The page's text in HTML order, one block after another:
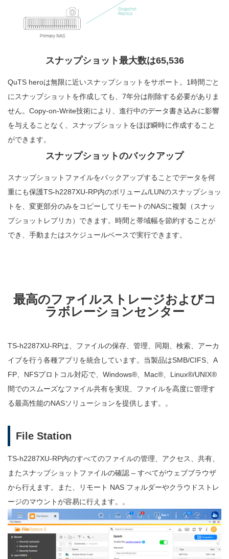
スナップショット最大数は65,536
QuTS heroは無限に近いスナップショットをサポート。1時間ごと
にスナップショットを作成しても、7年分は削除する必要がありま
せん。Copy-on-Write技術により、進行中のデータ書き込みに影響
を与えることなく、スナップショットをほぼ瞬時に作成すること
ができます。
スナップショットのバックアップ
スナップショットファイルをバックアップすることでデータを何
重にも保護TS-h2287XU-RP内のボリューム/LUNのスナップショッ
トを、変更部分のみをコピーしてリモートのNASに複製（スナッ
プショットレプリカ）できます。時間と帯域幅を節約することが
でき、手動またはスケジュールベースで実行できます。
最高のファイルストレージおよびコ
ラボレーションセンター
TS-h2287XU-RPは、ファイルの保存、管理、同期、検索、アーカ
イブを行う各種アプリを統合しています。当製品はSMB/CIFS、A
FP、NFSプロトコル対応で、Windows®、Mac®、Linux®/UNIX®
間でのスムーズなファイル共有を実現、ファイルを高度に管理す
る最高性能のNASソリューションを提供します。。
File Station
TS-h2287XU-RP内のすべてのファイルの管理、アクセス、共有、
またスナップショットファイルの確認 – すべてがウェブブラウザ
から行えます。また、リモート NAS フォルダーやクラウドストレ
ージのマウントが容易に行えます。。